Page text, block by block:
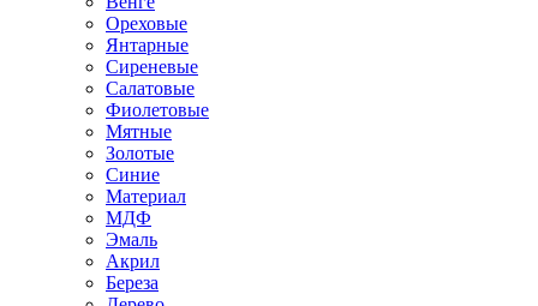
Ореховые
Янтарные
Сиреневые
Салатовые
Фиолетовые
Мятные
Золотые
Синие
Материал
МДФ
Эмаль
Акрил
Береза